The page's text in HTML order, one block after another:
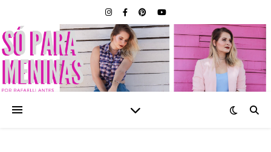
SÓ PARA MENINAS |
BLOG FEMININO POR
RAFAELLI ANTES